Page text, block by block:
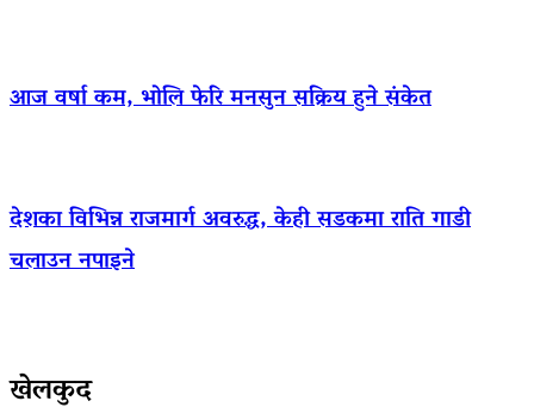
आज वर्षा कम, भोलि फेरि मनसुन सक्रिय हुने संकेत
देशका विभिन्न राजमार्ग अवरुद्ध, केही सडकमा राति गाडी
चलाउन नपाइने
खेलकुद